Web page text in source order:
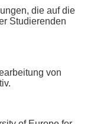
die auf die
Studierenden
von